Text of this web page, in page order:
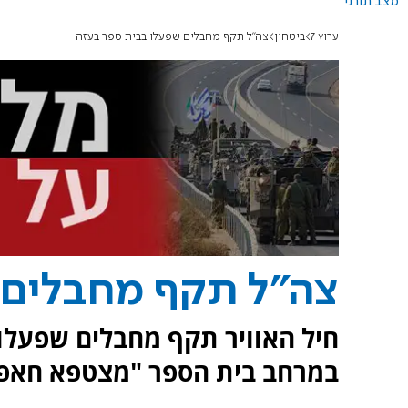
ערוץ 7 ביטחון צה"ל תקף מחבלים שפעלו בבית ספר בעזה
צה"ל תקף
חיל האוויר תקף מחבלים
במרחב בית הספר "מצטפא